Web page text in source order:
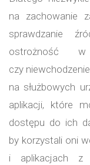
na zachowanie
sprawdzanie
ostrożność
czy
na służbowych
aplikacji, które
dostępu do ich
by korzystali oni
i aplikacjach z